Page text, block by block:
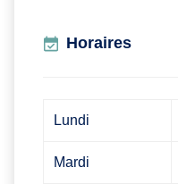
Horaires
Lundi
Mardi